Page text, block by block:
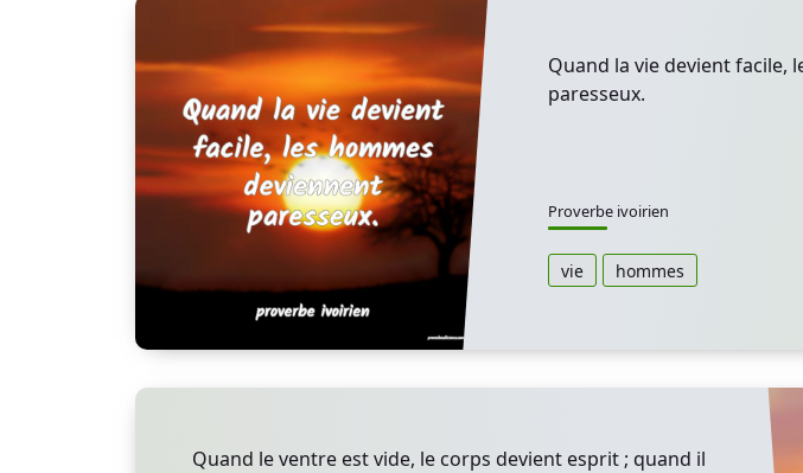
Quand la vie devient facile,
paresseux.
Proverbe ivoirien
vie hommes
Quand le ventre est vide, le corps devient esprit ; quand il